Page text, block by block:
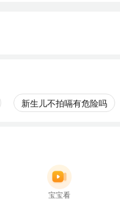
新生儿不拍嗝有危险吗
宝宝看